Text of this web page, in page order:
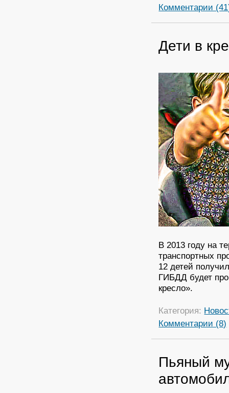
Комментарии
Дети в
В 2013 году на
транспортных
12 детей
ГИБДД будет
кресло».
Категория:
Комментарии (8)
Пьяный